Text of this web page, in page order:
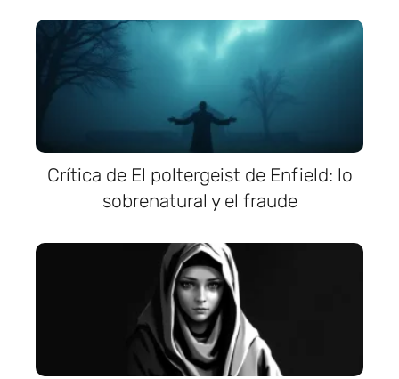
Crítica de El poltergeist de Enfield: lo
sobrenatural y el fraude